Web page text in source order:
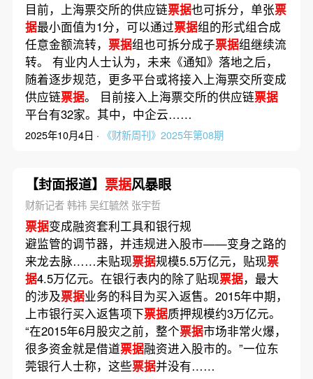
目前，上海票交所的供应链票据也可拆分，单张票
据最小面值为1分，可以通过票据组的形式组合成
任意金额流转， 票据组也可拆分成子票据组继续流
转。 有业内人士认为，未来《通知》落地之后，
随着逐步规范，更多平台或将接入上海票交所变成
供应链票据。 目前接入上海票交所的供应链票据
平台有32家。其中，中企云……
2025年10月4日 · 《财新周刊》2025年第08期
【封面报道】 票据风暴眼
财新记者 韩祎 吴红毓然 张宇哲
票据变成融资套利工具和银行规
避监管的调节器，并违规进入股市——变身之路的
来龙去脉……未贴现票据规模5.5万亿元，贴现票
据4.5万亿元。在银行表内的除了贴现票据，最大
的涉及票据业务的科目为买入返售。2015年中期，
上市银行买入返售项下票据质押规模约3万亿元。
“在2015年6月股灾之前，整个票据市场非常火爆，
很多资金就是借道票据融资进入股市的。”一位东
莞银行人士称，这些票据并没有……